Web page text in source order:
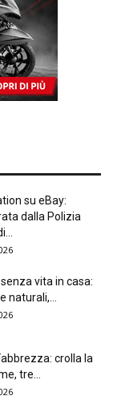
su eBay:
dalla Polizia
vita in casa:
naturali,...
crolla la
tre...